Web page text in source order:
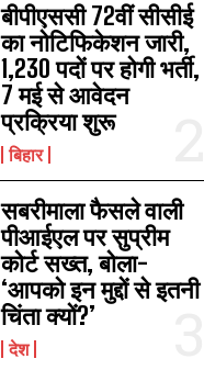
बीपीएससी 72वीं सीसीई
का नोटिफिकेशन जारी,
1,230 पदों पर होगी भर्ती,
7 मई से आवेदन
प्रक्रिया शुरू
बिहार
सबरीमाला फैसले वाली
पीआईएल पर सुप्रीम
कोर्ट सख्त, बोला-
‘आपको इन मुद्दों से इतनी
चिंता क्यों?’
देश